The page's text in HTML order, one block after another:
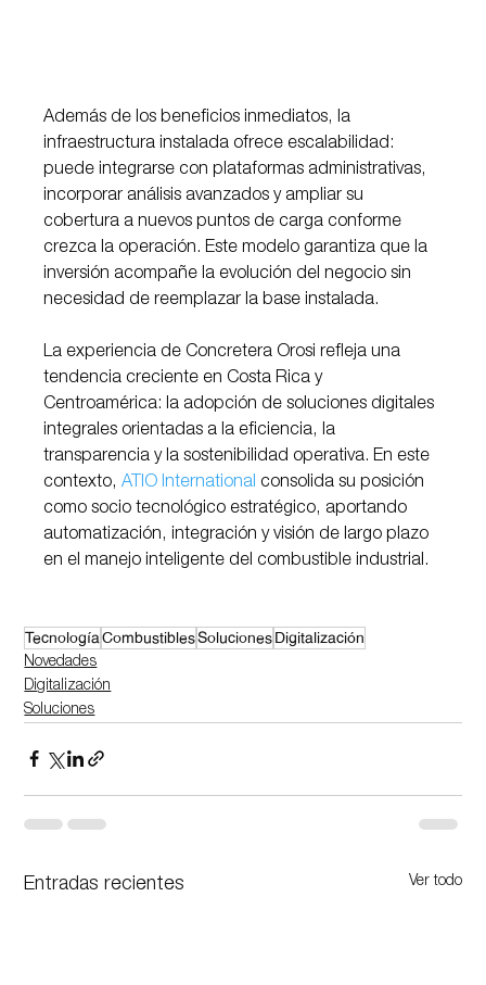
Además de los beneficios inmediatos, la
infraestructura instalada ofrece escalabilidad:
puede integrarse con plataformas administrativas,
incorporar análisis avanzados y ampliar su
cobertura a nuevos puntos de carga conforme
crezca la operación. Este modelo garantiza que la
inversión acompañe la evolución del negocio sin
necesidad de reemplazar la base instalada.
La experiencia de Concretera Orosi refleja una
tendencia creciente en Costa Rica y
Centroamérica: la adopción de soluciones digitales
integrales orientadas a la eficiencia, la
transparencia y la sostenibilidad operativa. En este
contexto, ATIO International consolida su posición
como socio tecnológico estratégico, aportando
automatización, integración y visión de largo plazo
en el manejo inteligente del combustible industrial.
TecnologíaCombustiblesSolucionesDigitalización
Novedades
Digitalización
Soluciones
Entradas recientes Ver todo